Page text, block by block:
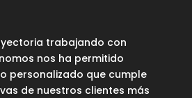
trabajando con
nos ha permitido
personalizado que cumple
de nuestros clientes más